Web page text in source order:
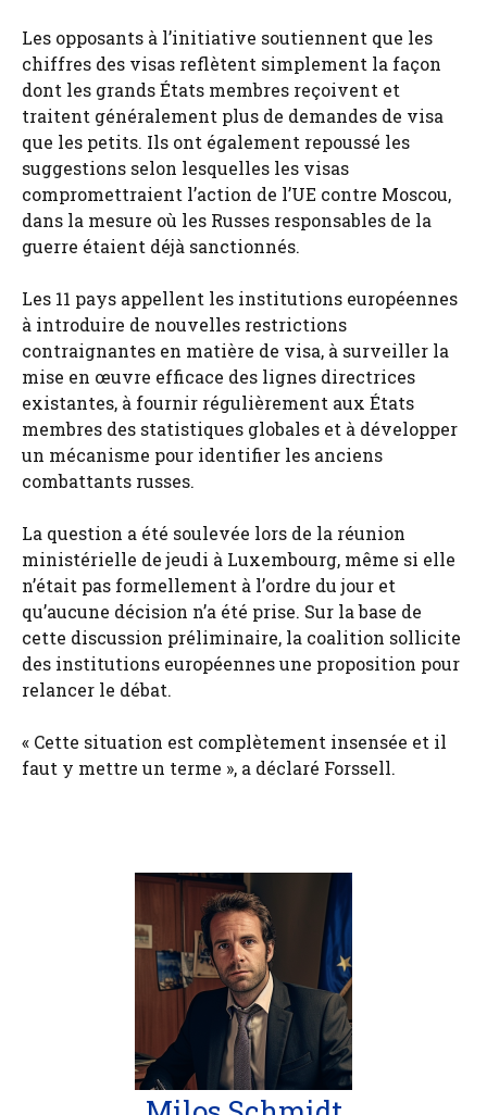
Les opposants à l’initiative soutiennent que les
chiffres des visas reflètent simplement la façon
dont les grands États membres reçoivent et
traitent généralement plus de demandes de visa
que les petits. Ils ont également repoussé les
suggestions selon lesquelles les visas
compromettraient l’action de l’UE contre Moscou,
dans la mesure où les Russes responsables de la
guerre étaient déjà sanctionnés.
Les 11 pays appellent les institutions européennes
à introduire de nouvelles restrictions
contraignantes en matière de visa, à surveiller la
mise en œuvre efficace des lignes directrices
existantes, à fournir régulièrement aux États
membres des statistiques globales et à développer
un mécanisme pour identifier les anciens
combattants russes.
La question a été soulevée lors de la réunion
ministérielle de jeudi à Luxembourg, même si elle
n’était pas formellement à l’ordre du jour et
qu’aucune décision n’a été prise. Sur la base de
cette discussion préliminaire, la coalition sollicite
des institutions européennes une proposition pour
relancer le débat.
« Cette situation est complètement insensée et il
faut y mettre un terme », a déclaré Forssell.